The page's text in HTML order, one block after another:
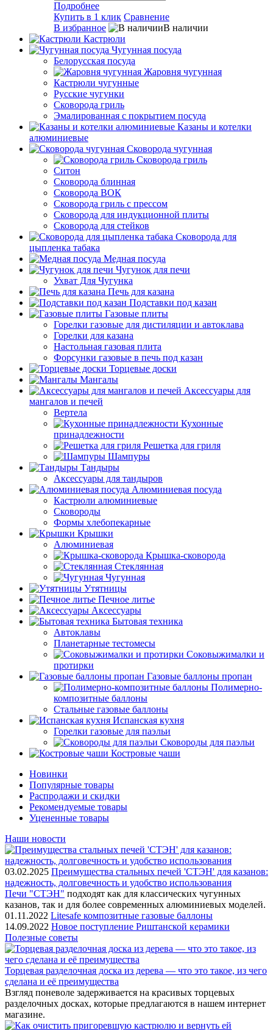
Подробнее
Купить в 1 клик Сравнение
В избранное
В наличии
Кастрюли
Чугунная посуда
Белорусская посуда
Жаровня чугунная
Кастрюли чугунные
Русские чугунки
Сковорода гриль
Эмалированная с покрытием посуда
Казаны и котелки
алюминиевые
Сковорода чугунная
Сковорода гриль
Ситон
Сковорода блинная
Сковорода ВОК
Сковорода гриль с прессом
Сковорода для индукционной плиты
Сковорода для стейков
Сковорода для
цыпленка табака
Медная посуда
Чугунок для печи
Ухват Для Чугунка
Печь для казана
Подставки под казан
Газовые плиты
Горелки газовые для дистиляции и автоклава
Горелки для казана
Настольная газовая плита
Форсунки газовые в печь под казан
Торцевые доски
Мангалы
Аксессуары для
мангалов и печей
Вертела
Кухонные
принадлежности
Решетка для гриля
Шампуры
Тандыры
Аксессуары для тандыров
Алюминиевая посуда
Кастрюли алюминиевые
Сковороды
Формы хлебопекарные
Крышки
Алюминиевая
Крышка-сковорода
Стеклянная
Чугунная
Утятницы
Печное литье
Аксессуары
Бытовая техника
Автоклавы
Планетарные тестомесы
Соковыжималки и
протирки
Газовые баллоны пропан
Полимерно-
композитные баллоны
Стальные газовые баллоны
Испанская кухня
Горелки газовые для паэльи
Сковороды для паэльи
Костровые чаши
Новинки
Популярные товары
Распродажи и скидки
Рекомендуемые товары
Уцененные товары
Наши новости
03.02.2025 Преимущества стальных печей 'СТЭН' для казанов:
надежность, долговечность и удобство использования
Печи "СТЭН" подходят как для классических чугунных
казанов, так и для более современных алюминиевых моделей.
01.11.2022 Litesafe композитные газовые баллоны
14.09.2022 Новое поступление Риштанской керамики
Полезные советы
Торцевая разделочная доска из дерева — что это такое, из чего
сделана и её преимущества
Взгляд поневоле задерживается на красивых торцевых
разделочных досках, которые предлагаются в нашем интернет
магазине.